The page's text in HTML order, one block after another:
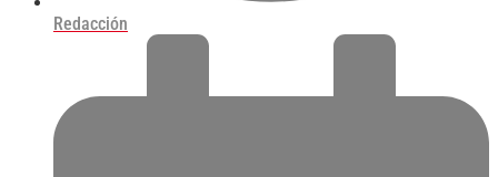
Redacción